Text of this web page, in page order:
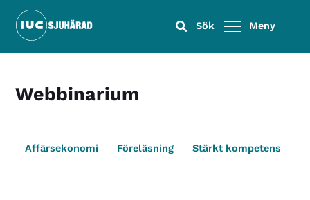
Sök Meny
Webbinarium
Affärsekonomi Föreläsning Stärkt kompetens